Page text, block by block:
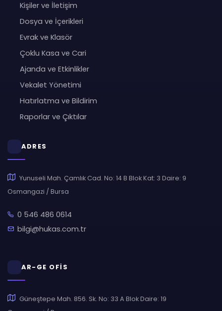
Kişiler ve İletişim
Dosya ve İçerikleri
Evrak ve Klasör
Çoklu Kasa ve Cari
Ajanda ve Etkinlikler
Vekalet Yönetimi
Hatırlatma ve Bildirim
Raporlar ve Çıktılar
ADRES
Yunuseli Mah. Çamlık Cad. No: 14 B Blok Kat: 3 Daire: 9
Osmangazi / Bursa
0 546 486 0614
bilgi@hukas.com.tr
AR-GE OFİS
Güneştepe Mah. 856. Sk. No: 33 A Blok Daire: 19